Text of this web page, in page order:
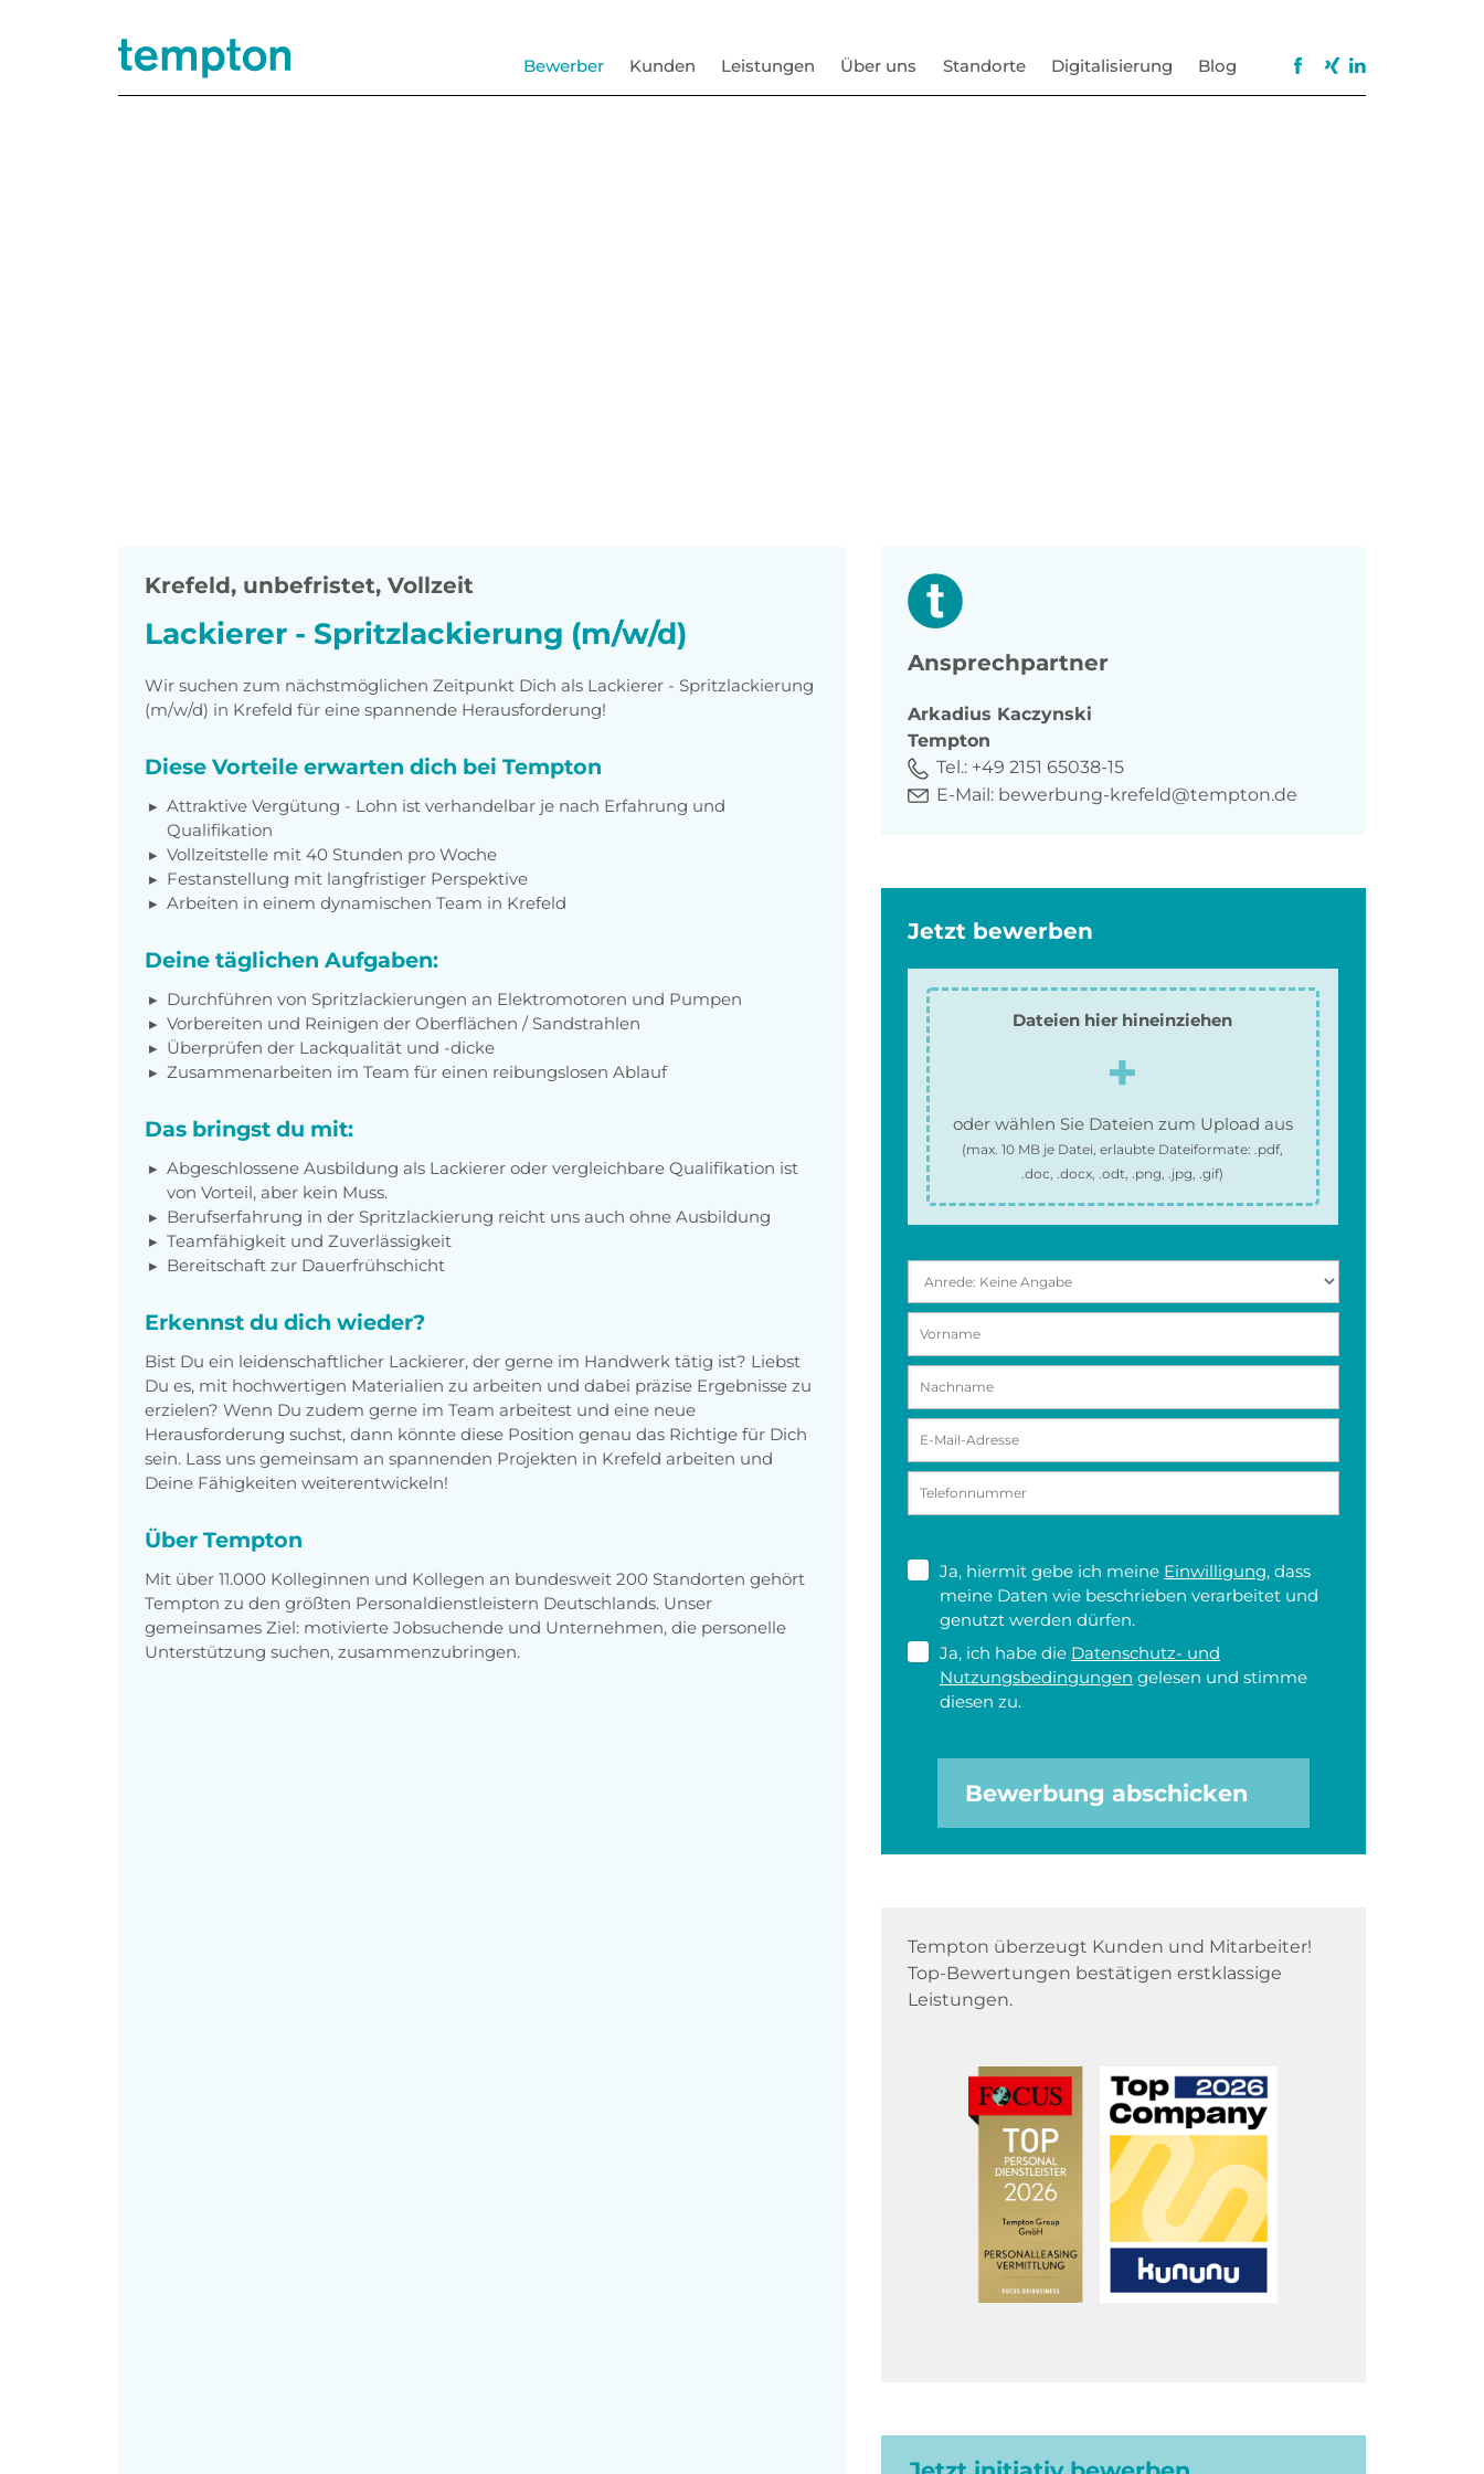
Bewerber Kunden Leistungen Über uns Standorte Digitalisierung Blog
Krefeld, unbefristet, Vollzeit
Lackierer - Spritzlackierung (m/w/d)
Wir suchen zum nächstmöglichen Zeitpunkt Dich als Lackierer - Spritzlackierung
(m/w/d) in Krefeld für eine spannende Herausforderung!
Diese Vorteile erwarten dich bei Tempton
Attraktive Vergütung - Lohn ist verhandelbar je nach Erfahrung und
Qualifikation
Vollzeitstelle mit 40 Stunden pro Woche
Festanstellung mit langfristiger Perspektive
Arbeiten in einem dynamischen Team in Krefeld
Deine täglichen Aufgaben:
Durchführen von Spritzlackierungen an Elektromotoren und Pumpen
Vorbereiten und Reinigen der Oberflächen / Sandstrahlen
Überprüfen der Lackqualität und -dicke
Zusammenarbeiten im Team für einen reibungslosen Ablauf
Das bringst du mit:
Abgeschlossene Ausbildung als Lackierer oder vergleichbare Qualifikation ist
von Vorteil, aber kein Muss.
Berufserfahrung in der Spritzlackierung reicht uns auch ohne Ausbildung
Teamfähigkeit und Zuverlässigkeit
Bereitschaft zur Dauerfrühschicht
Erkennst du dich wieder?
Bist Du ein leidenschaftlicher Lackierer, der gerne im Handwerk tätig ist? Liebst
Du es, mit hochwertigen Materialien zu arbeiten und dabei präzise Ergebnisse zu
erzielen? Wenn Du zudem gerne im Team arbeitest und eine neue
Herausforderung suchst, dann könnte diese Position genau das Richtige für Dich
sein. Lass uns gemeinsam an spannenden Projekten in Krefeld arbeiten und
Deine Fähigkeiten weiterentwickeln!
Über Tempton
Mit über 11.000 Kolleginnen und Kollegen an bundesweit 200 Standorten gehört
Tempton zu den größten Personaldienstleistern Deutschlands. Unser
gemeinsames Ziel: motivierte Jobsuchende und Unternehmen, die personelle
Unterstützung suchen, zusammenzubringen.
Ansprechpartner
Arkadius Kaczynski
Tempton
Tel.: +49 2151 65038-15
E-Mail: bewerbung-krefeld@tempton.de
Jetzt bewerben
Dateien hier hineinziehen
oder wählen Sie Dateien zum Upload aus
(max.10 MB je Datei, erlaubte Dateiformate:.pdf,
.doc, .docx, .odt, .png, .jpg, .gif)
Ja, hiermit gebe ich meine Einwilligung, dass
meine Daten wie beschrieben verarbeitet und
genutzt werden dürfen.
Ja, ich habe die Datenschutz- und
Nutzungsbedingungen gelesen und stimme
diesen zu.
Bewerbung abschicken
Tempton überzeugt Kunden und Mitarbeiter!
Top-Bewertungen bestätigen erstklassige
Leistungen.